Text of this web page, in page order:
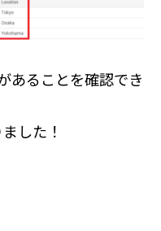
あることを確認でき
した！